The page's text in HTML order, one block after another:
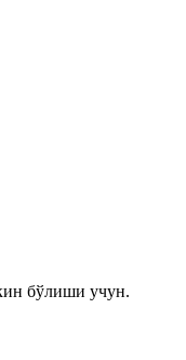
бўлиши учун.